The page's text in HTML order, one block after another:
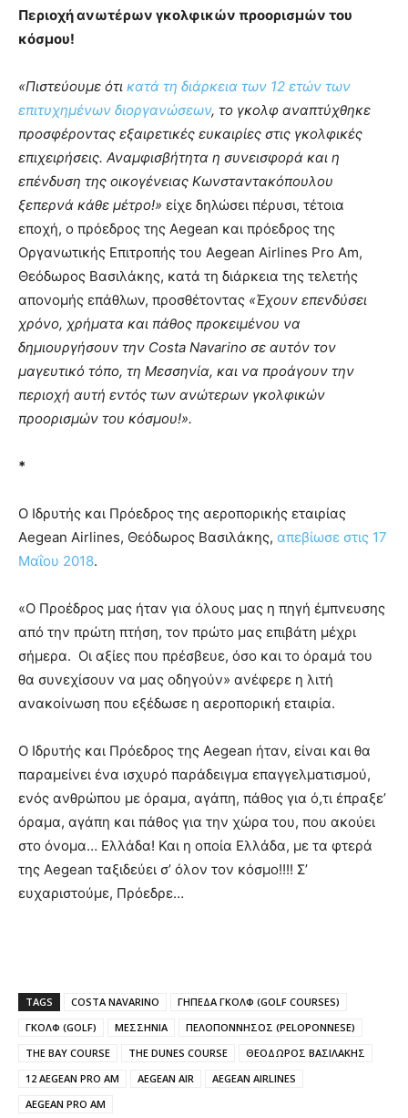
Περιοχή ανωτέρων γκολφικών προορισμών του
κόσμου!
«Πιστεύουμε ότι κατά τη διάρκεια των 12 ετών των
επιτυχημένων διοργανώσεων, το γκολφ αναπτύχθηκε
προσφέροντας εξαιρετικές ευκαιρίες στις γκολφικές
επιχειρήσεις. Αναμφισβήτητα η συνεισφορά και η
επένδυση της οικογένειας Κωνσταντακόπουλου
ξεπερνά κάθε μέτρο!» είχε δηλώσει πέρυσι, τέτοια
εποχή, ο πρόεδρος της Aegean και πρόεδρος της
Οργανωτικής Επιτροπής του Aegean Airlines Pro Am,
Θεόδωρος Βασιλάκης, κατά τη διάρκεια της τελετής
απονομής επάθλων, προσθέτοντας «Έχουν επενδύσει
χρόνο, χρήματα και πάθος προκειμένου να
δημιουργήσουν την Costa Navarino σε αυτόν τον
μαγευτικό τόπο, τη Μεσσηνία, και να προάγουν την
περιοχή αυτή εντός των ανώτερων γκολφικών
προορισμών του κόσμου!».
*
Ο Ιδρυτής και Πρόεδρος της αεροπορικής εταιρίας
Aegean Airlines, Θεόδωρος Βασιλάκης, απεβίωσε στις 17
Μαΐου 2018.
«O Προέδρος μας ήταν για όλους μας η πηγή έμπνευσης
από την πρώτη πτήση, τον πρώτο μας επιβάτη μέχρι
σήμερα. Οι αξίες που πρέσβευε, όσο και το όραμά του
θα συνεχίσουν να μας οδηγούν» ανέφερε η λιτή
ανακοίνωση που εξέδωσε η αεροπορική εταιρία.
Ο Ιδρυτής και Πρόεδρος της Aegean ήταν, είναι και θα
παραμείνει ένα ισχυρό παράδειγμα επαγγελματισμού,
ενός ανθρώπου με όραμα, αγάπη, πάθος για ό,τι έπραξε’
όραμα, αγάπη και πάθος για την χώρα του, που ακούει
στο όνομα… Ελλάδα! Και η οποία Ελλάδα, με τα φτερά
της Aegean ταξιδεύει σ’ όλον τον κόσμο!!!! Σ’
ευχαριστούμε, Πρόεδρε…
TAGS COSTA NAVARINO
ΓΗΠΕΔΑ ΓΚΟΛΦ (GOLF COURSES)
ΓΚΟΛΦ (GOLF)
ΜΕΣΣΗΝΙΑ
ΠΕΛΟΠΟΝΝΗΣΟΣ (PELOPONNESE)
THE BAY COURSE
THE DUNES COURSE
ΘΕΟΔΩΡΟΣ ΒΑΣΙΛΑΚΗΣ
12 AEGEAN PRO AM
AEGEAN AIR
AEGEAN AIRLINES
AEGEAN PRO AM